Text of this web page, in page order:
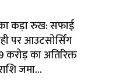
कड़ा रुख: सफाई
पर आउटसोर्सिंग
करोड़ का अतिरिक्त
जमा...